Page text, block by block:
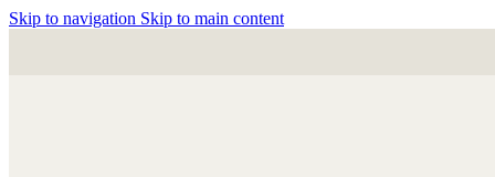
Skip to navigation Skip to main content